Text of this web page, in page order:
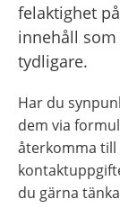
felaktighet
innehåll
tydligare.
Har du
dem via
återkomma till
du gärna